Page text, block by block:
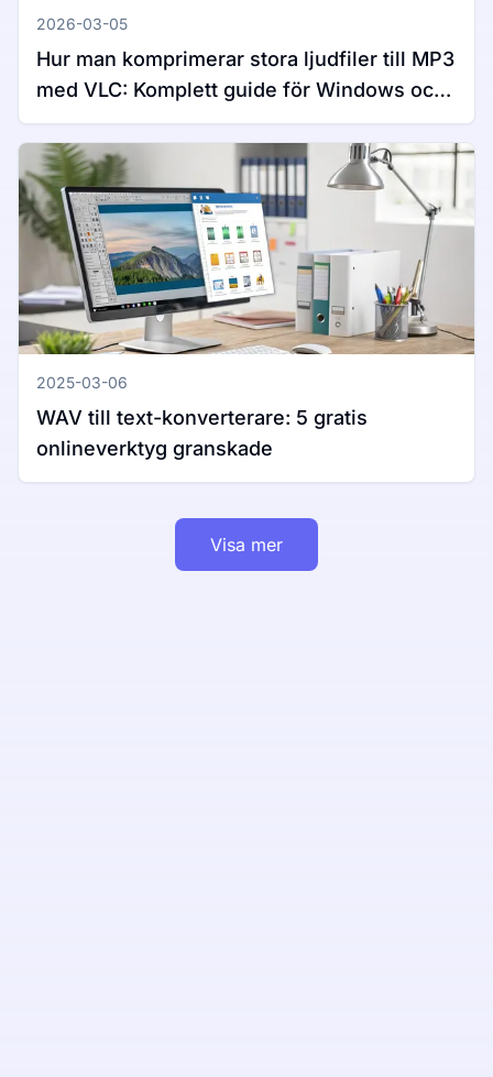
2026-03-05
Hur man komprimerar stora ljudfiler till MP3
med VLC: Komplett guide för Windows och
Mac
2025-03-06
WAV till text-konverterare: 5 gratis
onlineverktyg granskade
Visa mer